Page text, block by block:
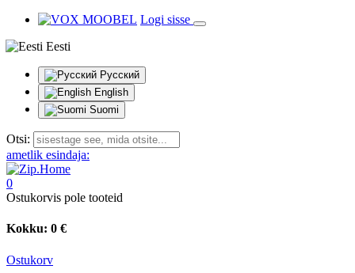
Logi sisse
Eesti
Русский
English
Suomi
Otsi:
ametlik esindaja:
0
Ostukorvis pole tooteid
Kokku: 0 €
Ostukorv